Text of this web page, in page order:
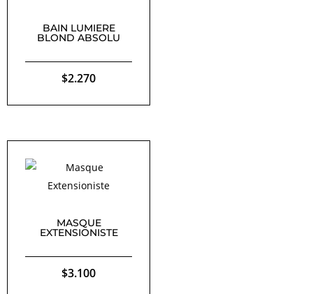
BAIN LUMIERE
BLOND ABSOLU
$2.270
MASQUE
EXTENSIONISTE
$3.100